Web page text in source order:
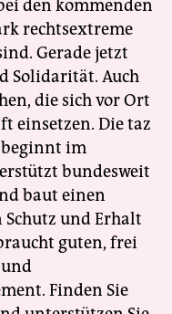
den kommenden
rechtsextreme
Gerade jetzt
Solidarität. Auch
die sich vor Ort
einsetzen. Die taz
im
bundesweit
baut einen
und Erhalt
guten, frei
Finden Sie